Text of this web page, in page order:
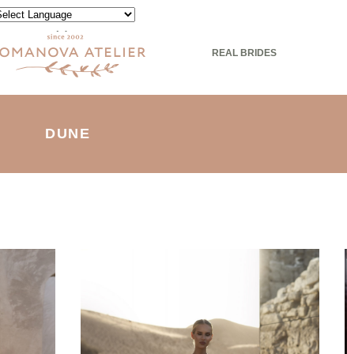
REAL BRIDES
Powered by
DUNE